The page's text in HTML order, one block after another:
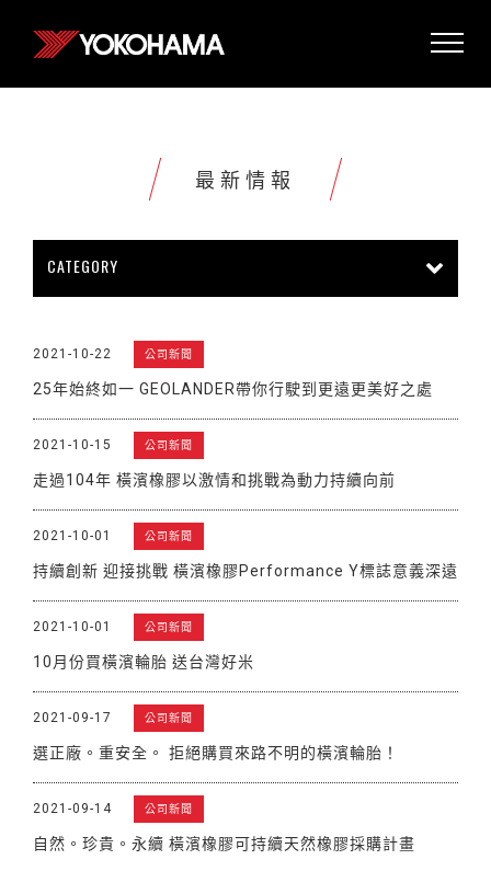
最新情報
CATEGORY
販促活動
2021-10-22 公司新聞
25年始終如一 GEOLANDER帶你行駛到更遠更美好之處
2021-10-15 公司新聞
走過104年 橫濱橡膠以激情和挑戰為動力持續向前
2021-10-01 公司新聞
持續創新 迎接挑戰 橫濱橡膠Performance Y標誌意義深遠
2021-10-01 公司新聞
10月份買橫濱輪胎 送台灣好米
2021-09-17 公司新聞
選正廠。重安全。 拒絕購買來路不明的橫濱輪胎！
2021-09-14 公司新聞
自然。珍貴。永續 橫濱橡膠可持續天然橡膠採購計畫